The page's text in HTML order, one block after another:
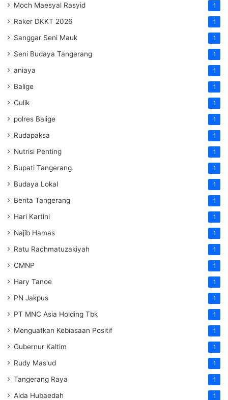
Moch Maesyal Rasyid 1
Raker DKKT 2026 1
Sanggar Seni Mauk 1
Seni Budaya Tangerang 1
aniaya 1
Balige 1
Culik 1
polres Balige 1
Rudapaksa 1
Nutrisi Penting 1
Bupati Tangerang 1
Budaya Lokal 1
Berita Tangerang 1
Hari Kartini 1
Najib Hamas 1
Ratu Rachmatuzakiyah 1
CMNP 1
Hary Tanoe 1
PN Jakpus 1
PT MNC Asia Holding Tbk 1
Menguatkan Kebiasaan Positif 1
Gubernur Kaltim 1
Rudy Mas'ud 1
Tangerang Raya 1
Aida Hubaedah 1